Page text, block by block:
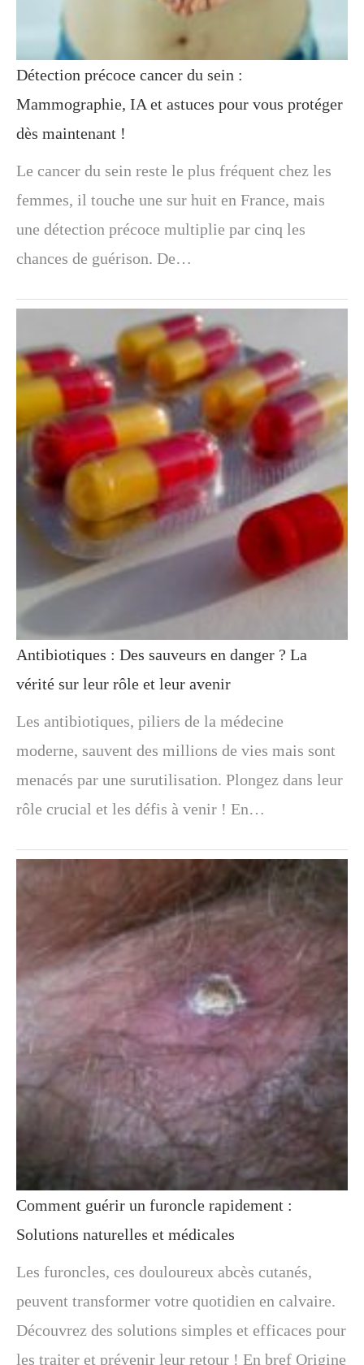
Détection précoce cancer du sein :
Mammographie, IA et astuces pour vous protéger
dès maintenant !
Le cancer du sein reste le plus fréquent chez les
femmes, il touche une sur huit en France, mais
une détection précoce multiplie par cinq les
chances de guérison. De…
Antibiotiques : Des sauveurs en danger ? La
vérité sur leur rôle et leur avenir
Les antibiotiques, piliers de la médecine
moderne, sauvent des millions de vies mais sont
menacés par une surutilisation. Plongez dans leur
rôle crucial et les défis à venir ! En…
Comment guérir un furoncle rapidement :
Solutions naturelles et médicales
Les furoncles, ces douloureux abcès cutanés,
peuvent transformer votre quotidien en calvaire.
Découvrez des solutions simples et efficaces pour
les traiter et prévenir leur retour ! En bref Origine